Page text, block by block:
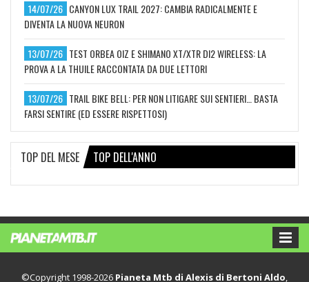
14/07/26 CANYON LUX TRAIL 2027: CAMBIA RADICALMENTE E
DIVENTA LA NUOVA NEURON
13/07/26 TEST ORBEA OIZ E SHIMANO XT/XTR DI2 WIRELESS: LA
PROVA A LA THUILE RACCONTATA DA DUE LETTORI
13/07/26 TRAIL BIKE BELL: PER NON LITIGARE SUI SENTIERI… BASTA
FARSI SENTIRE (ED ESSERE RISPETTOSI)
TOP DEL MESE TOP DELL'ANNO
©Copyright 1998-2026 Pianeta Mtb di Alexis di Bertoni Aldo